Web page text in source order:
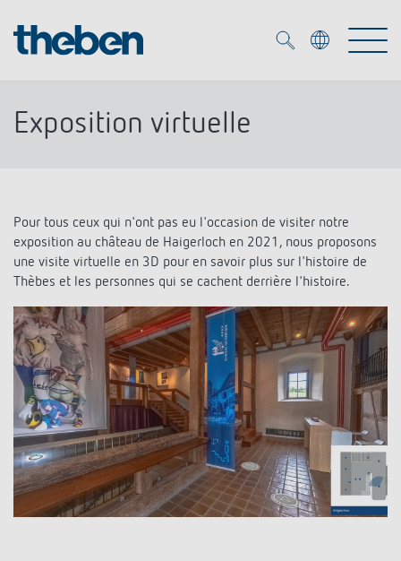
Smart Home
DALI
Détecteurs de présence et de mouvement
Spots LED
Contrôle du temps et de la lumière
Régulation de chauffage
Solutions OEM
Experts OEM
Références
Solutions
Contrôle du temps et de la lumière
Commande d'éclairage DALI-2
Systèmes KNX
Système pour maison intelligente
LUXORliving
Service
Médiathèque
Catalogues et prospectus
Commande de catalogue
Séminaires
Entreprise
Theben AG
Nouveautés
Coopérations
Contact
Hotline
Recherche de produits
Exposition virtuelle
Pour tous ceux qui n'ont pas eu l'occasion de visiter notre
exposition au château de Haigerloch en 2021, nous proposons
une visite virtuelle en 3D pour en savoir plus sur l'histoire de
Thèbes et les personnes qui se cachent derrière l'histoire.